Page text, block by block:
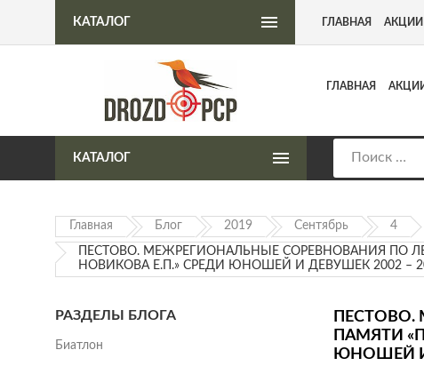
Интернет-магазин пневматического оружия
ГЛАВНАЯ
КАТАЛОГ
КАТАЛОГ ГЛАВНАЯ АКЦИИ
Главная Блог 2019 Сентябрь 4
ПЕСТОВО. МЕЖРЕГИОНАЛЬНЫЕ СОРЕВНОВАНИЯ ПО
НОВИКОВА Е.П.» СРЕДИ ЮНОШЕЙ И ДЕВУШЕК 2002 –
ПАМЯТИ
ЮНОШЕЙ И
РАЗДЕЛЫ БЛОГА
Биатлон